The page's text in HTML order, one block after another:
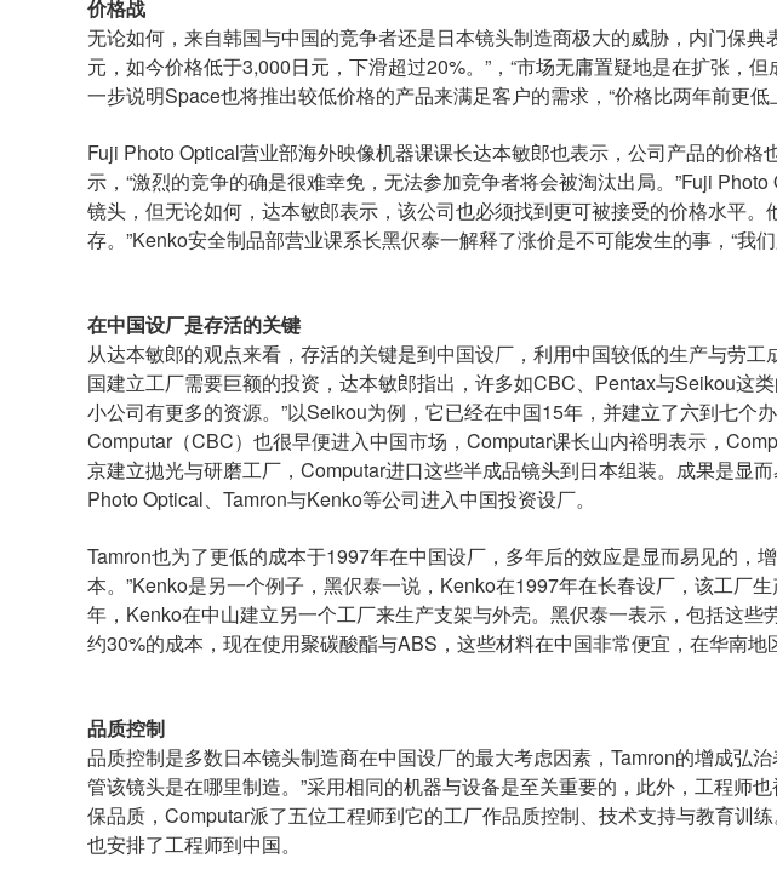
价格战
无论如何，来自韩国与中国的竞争者还是日本镜头制造商极大的威胁，内门保典
元，如今价格低于3,000日元，下滑超过20%。”，“市场无庸置疑地是在扩张，
一步说明Space也将推出较低价格的产品来满足客户的需求，“价格比两年前更低
Fuji Photo Optical营业部海外映像机器课课长达本敏郎也表示，公司产品的价格
示，“激烈的竞争的确是很难幸免，无法参加竞争者将会被淘汰出局。”Fuji
镜头，但无论如何，达本敏郎表示，该公司也必须找到更可被接受的价格水平。
存。”Kenko安全制品部营业课系长黑伬泰一解释了涨价是不可能发生的事，“我
在中国设厂是存活的关键
从达本敏郎的观点来看，存活的关键是到中国设厂，利用中国较低的生产与劳工
国建立工厂需要巨额的投资，达本敏郎指出，许多如CBC、Pentax与Seikou这
小公司有更多的资源。”以Seikou为例，它已经在中国15年，并建立了六到七个
Computar（CBC）也很早便进入中国市场，Computar课长山内裕明表示，
京建立拋光与研磨工厂，Computar进口这些半成品镜头到日本组装。成果是显
Photo Optical、Tamron与Kenko等公司进入中国投资设厂。
Tamron也为了更低的成本于1997年在中国设厂，多年后的效应是显而易见的，
本。”Kenko是另一个例子，黑伬泰一说，Kenko在1997年在长春设厂，该工厂
年，Kenko在中山建立另一个工厂来生产支架与外壳。黑伬泰一表示，包括这些
约30%的成本，现在使用聚碳酸酯与ABS，这些材料在中国非常便宜，在华南地
品质控制
品质控制是多数日本镜头制造商在中国设厂的最大考虑因素，Tamron的增成弘
管该镜头是在哪里制造。”采用相同的机器与设备是至关重要的，此外，工程师
保品质，Computar派了五位工程师到它的工厂作品质控制、技术支持与教育训练
也安排了工程师到中国。